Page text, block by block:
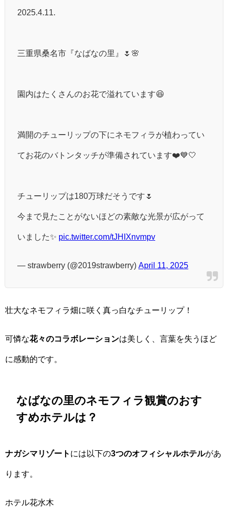
2025.4.11.
三重県桑名市『なばなの里』🌷🌸
園内はたくさんのお花で溢れています😆
満開のチューリップの下にネモフィラが植わってい
てお花のバトンタッチが準備されています❤️💙🤍
チューリップは180万球だそうです🌷
今まで見たことがないほどの素敵な光景が広がって
いました✨ pic.twitter.com/tJHIXnvmpv
— strawberry (@2019strawberry) April 11, 2025
壮大なネモフィラ畑に咲く真っ白なチューリップ！
可憐な花々のコラボレーションは美しく、言葉を失うほど
に感動的です。
なばなの里のネモフィラ観賞のおす
すめホテルは？
ナガシマリゾート には以下の3つのオフィシャルホテルがあ
ります。
ホテル花水木